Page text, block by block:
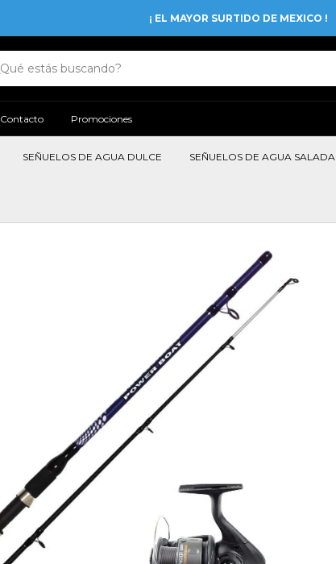
¡ EL MAYOR SURTIDO DE MEXICO !
Contacto Promociones
SEÑUELOS DE AGUA DULCE SEÑUELOS DE AGUA SALADA